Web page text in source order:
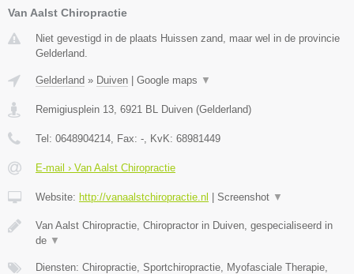
Van Aalst Chiropractie
Niet gevestigd in de plaats Huissen zand, maar wel in de provincie
Gelderland.
Gelderland » Duiven | Google maps ▼
Remigiusplein 13 6921 BL Duiven (Gelderland)
Tel: 0648904214 , Fax: - , KvK: 68981449
E-mail › Van Aalst Chiropractie
Website: http://vanaalstchiropractie.nl | Screenshot ▼
Van Aalst Chiropractie, Chiropractor in Duiven, gespecialiseerd in
de ▼
Diensten: Chiropractie, Sportchiropractie, Myofasciale Therapie,